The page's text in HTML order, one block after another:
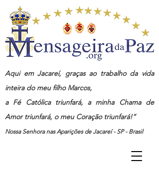
Aqui em Jacareí, graças ao trabalho da vida
inteira do meu filho Marcos,
a Fé Católica triunfará, a minha Chama de
Amor triunfará, o meu Coração triunfará!”
Nossa Senhora nas Aparições de Jacareí - SP - Brasil